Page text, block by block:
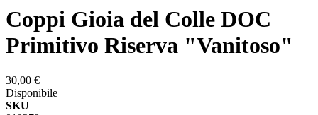
Coppi Gioia del Colle DOC
Primitivo Riserva "Vanitoso"
30,00 €
Disponibile
SKU